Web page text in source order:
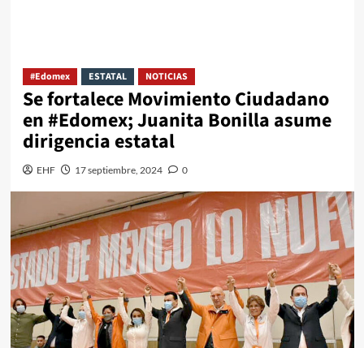
#Edomex ESTATAL NOTICIAS
Se fortalece Movimiento Ciudadano
en #Edomex; Juanita Bonilla asume
dirigencia estatal
EHF 17 septiembre, 2024 0